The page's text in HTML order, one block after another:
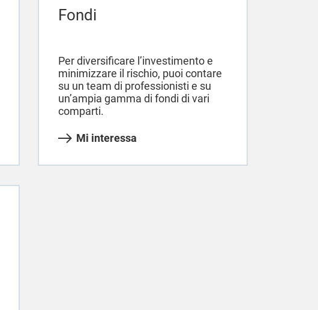
Fondi
Per diversificare l’investimento e
minimizzare il rischio, puoi contare
su un team di professionisti e su
un’ampia gamma di fondi di vari
comparti.
Mi interessa